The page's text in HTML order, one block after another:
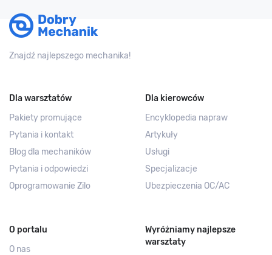
Znajdź najlepszego mechanika!
Dla warsztatów
Pakiety promujące
Pytania i kontakt
Blog dla mechaników
Pytania i odpowiedzi
Oprogramowanie Zilo
Dla kierowców
Encyklopedia napraw
Artykuły
Usługi
Specjalizacje
Ubezpieczenia OC/AC
O portalu
O nas
Wyróżniamy najlepsze
warsztaty